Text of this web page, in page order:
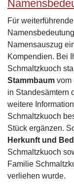
Für
Namensbedeutung
Namensauszug
Kompendien. Bei
Schmaltzkuoch
Stammbaum vom
in Standesämtern
weitere
Schmaltzkuoch
Stück ergänzen.
Herkunft und
Schmaltzkuoch
Familie
verliehen wurde.